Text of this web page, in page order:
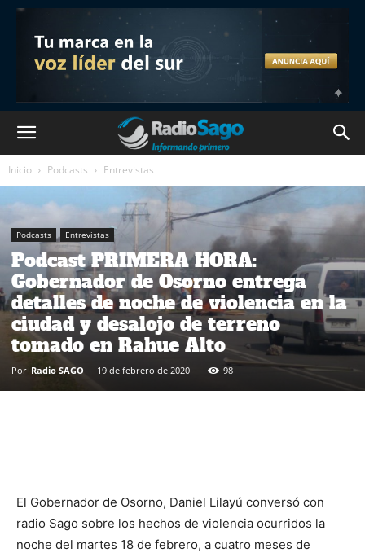
Inicio Podcasts Entrevistas
Podcasts Entrevistas
Podcast PRIMERA HORA:
Gobernador de Osorno entrega
detalles de noche de violencia en la
ciudad y desalojo de terreno
tomado en Rahue Alto
Por Radio SAGO - 19 de febrero de 2020 98
El Gobernador de Osorno, Daniel Lilayú conversó con
radio Sago sobre los hechos de violencia ocurridos la
noche del martes 18 de febrero, a cuatro meses de